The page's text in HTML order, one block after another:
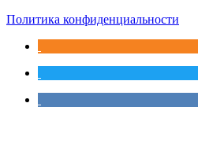
Политика конфиденциальности